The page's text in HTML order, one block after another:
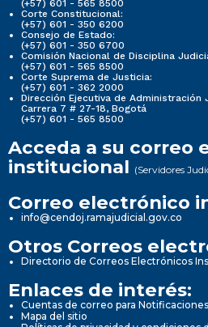
(+57) 601 - 565 8500
Corte Constitucional:
(+57) 601 - 350 6200
Consejo de Estado:
(+57) 601 - 350 6700
Comisión Nacional de Disciplina
(+57) 601 - 565 8500
Corte Suprema de Justicia:
(+57) 601 - 362 2000
Dirección Ejecutiva de Administración
Carrera 7 # 27-18, Bogotá
(+57) 601 - 565 8500
Acceda a su correo
institucional (Servidores
Correo electrónico
info@cendoj.ramajudicial.gov.co
Otros Correos
Directorio de Correos Electrónicos
Enlaces de interés:
Cuentas de correo para
Mapa del sitio